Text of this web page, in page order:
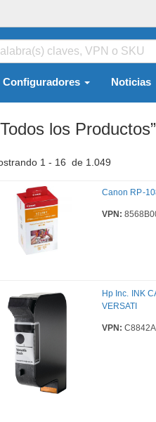
Configuradores Noticias
los Productos”
1 - 16 de 1.049
Canon RP-
VPN:
Hp Inc. INK
VERSATI
VPN: C8842A